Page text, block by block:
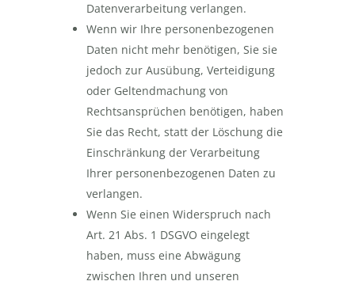
Datenverarbeitung verlangen.
Wenn wir Ihre personenbezogenen
Daten nicht mehr benötigen, Sie sie
jedoch zur Ausübung, Verteidigung
oder Geltendmachung von
Rechtsansprüchen benötigen, haben
Sie das Recht, statt der Löschung die
Einschränkung der Verarbeitung
Ihrer personenbezogenen Daten zu
verlangen.
Wenn Sie einen Widerspruch nach
Art. 21 Abs. 1 DSGVO eingelegt
haben, muss eine Abwägung
zwischen Ihren und unseren